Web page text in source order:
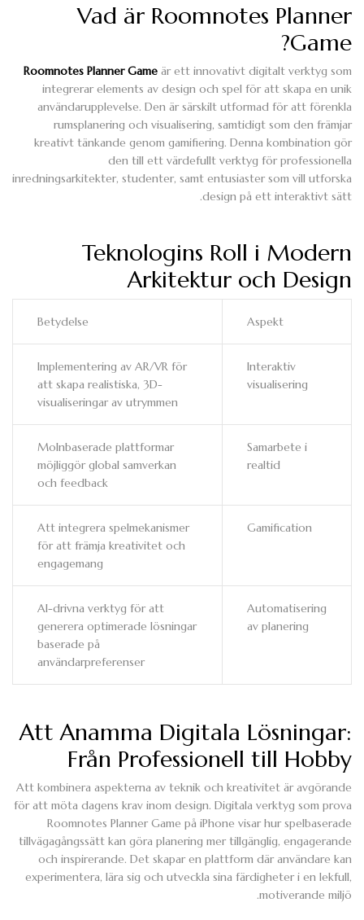
Vad är Roomnotes Planner
Game?
Roomnotes Planner Game är ett innovativt digitalt verktyg som
integrerar elements av design och spel för att skapa en unik
användarupplevelse. Den är särskilt utformad för att förenkla
rumsplanering och visualisering, samtidigt som den främjar
kreativt tänkande genom gamifiering. Denna kombination gör
den till ett värdefullt verktyg för professionella
inredningsarkitekter, studenter, samt entusiaster som vill utforska
design på ett interaktivt sätt.
Teknologins Roll i Modern
Arkitektur och Design
Aspekt
Betydelse
Interaktiv
visualisering
Implementering av AR/VR för
att skapa realistiska, 3D-
visualiseringar av utrymmen
Samarbete i
realtid
Molnbaserade plattformar
möjliggör global samverkan
och feedback
Gamification
Att integrera spelmekanismer
för att främja kreativitet och
engagemang
Automatisering
av planering
AI-drivna verktyg för att
generera optimerade lösningar
baserade på
användarpreferenser
Att Anamma Digitala Lösningar:
Från Professionell till Hobby
Att kombinera aspekterna av teknik och kreativitet är avgörande
för att möta dagens krav inom design. Digitala verktyg som prova
Roomnotes Planner Game på iPhone visar hur spelbaserade
tillvägagångssätt kan göra planering mer tillgänglig, engagerande
och inspirerande. Det skapar en plattform där användare kan
experimentera, lära sig och utveckla sina färdigheter i en lekfull,
motiverande miljö.